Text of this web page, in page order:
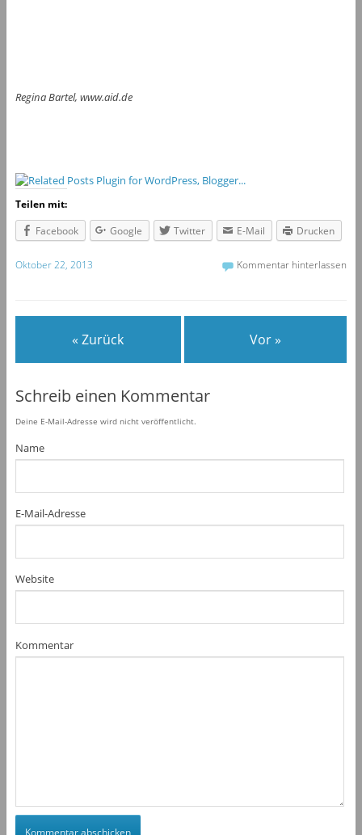
Regina Bartel, www.aid.de
Teilen mit:
Facebook
Google Twitter E-Mail Drucken
Oktober 22, 2013 Kommentar hinterlassen
« Zurück Vor »
Schreib einen Kommentar
Deine E-Mail-Adresse wird nicht veröffentlicht.
Name
E-Mail-Adresse
Website
Kommentar